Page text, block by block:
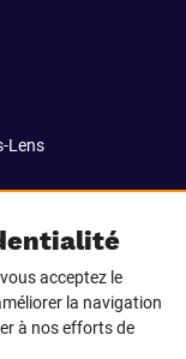
acceptez le
la navigation
à nos efforts de
Lens